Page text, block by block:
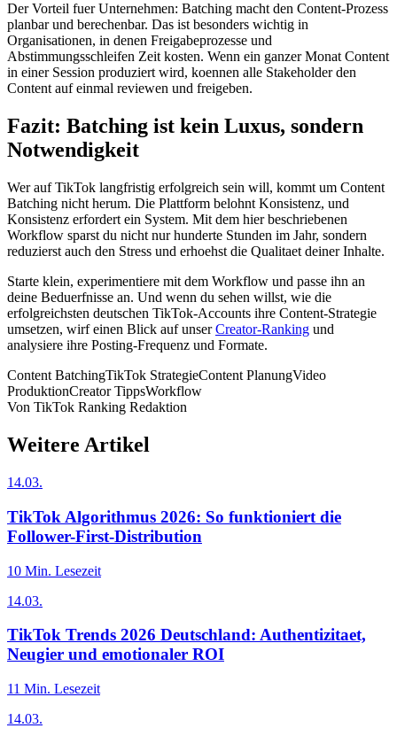
Der Vorteil fuer Unternehmen: Batching macht den Content-Prozess
planbar und berechenbar. Das ist besonders wichtig in
Organisationen, in denen Freigabeprozesse und
Abstimmungsschleifen Zeit kosten. Wenn ein ganzer Monat Content
in einer Session produziert wird, koennen alle Stakeholder den
Content auf einmal reviewen und freigeben.
Fazit: Batching ist kein Luxus, sondern
Notwendigkeit
Wer auf TikTok langfristig erfolgreich sein will, kommt um Content
Batching nicht herum. Die Plattform belohnt Konsistenz, und
Konsistenz erfordert ein System. Mit dem hier beschriebenen
Workflow sparst du nicht nur hunderte Stunden im Jahr, sondern
reduzierst auch den Stress und erhoehst die Qualitaet deiner Inhalte.
Starte klein, experimentiere mit dem Workflow und passe ihn an
deine Beduerfnisse an. Und wenn du sehen willst, wie die
erfolgreichsten deutschen TikTok-Accounts ihre Content-Strategie
umsetzen, wirf einen Blick auf unserCreator-Ranking und
analysiere ihre Posting-Frequenz und Formate.
Content BatchingTikTok StrategieContent PlanungVideo
ProduktionCreator TippsWorkflow
Von TikTok Ranking Redaktion
Weitere Artikel
14.03.
TikTok Algorithmus 2026: So funktioniert die
Follower-First-Distribution
10 Min. Lesezeit
14.03.
TikTok Trends 2026 Deutschland: Authentizitaet,
Neugier und emotionaler ROI
11 Min. Lesezeit
14.03.